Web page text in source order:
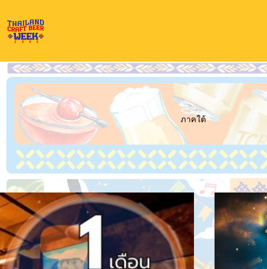
content
ภาคใต้